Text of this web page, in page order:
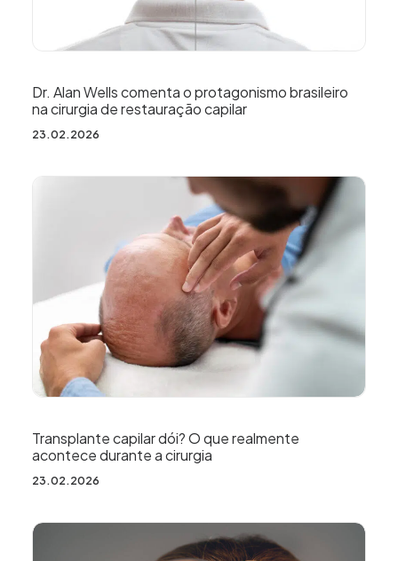
Dr. Alan Wells comenta o protagonismo brasileiro
na cirurgia de restauração capilar
23.02.2026
Transplante capilar dói? O que realmente
acontece durante a cirurgia
23.02.2026